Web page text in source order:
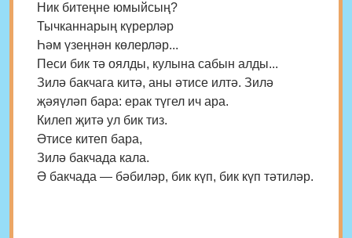
Ник битеңне юмыйсың?
Тычканнарың күрерләр
Һәм үзеңнән көлерләр...
Песи бик тә оялды, кулына сабын алды...
Зилә бакчага китә, аны әтисе илтә. Зилә
җәяүләп бара: ерак түгел ич ара.
Килеп җитә ул бик тиз.
Әтисе китеп бара,
Зилә бакчада кала.
Ә бакчада — бәбиләр, бик күп, бик күп тәтиләр.